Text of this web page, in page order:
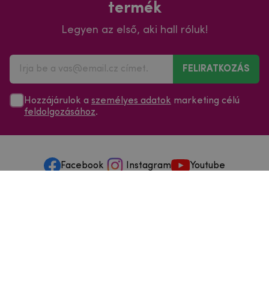
termék
Legyen az első, aki hall róluk!
FELIRATKOZÁS
Hozzájárulok a személyes adatok marketing célú
feldolgozásához.
Facebook Instagram Youtube